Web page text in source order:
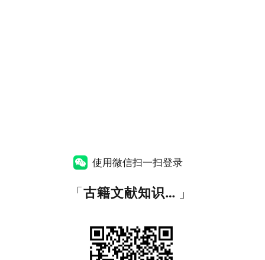
使用微信扫一扫登录
「 古籍文献知识图谱网 」